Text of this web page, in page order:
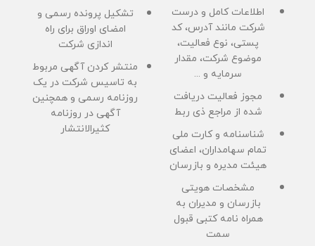
اطلاعات کامل و درست
شرکت مانند آدرس، کد
پستی، نوع فعالیت،
موضوع شرکت، مقدار
سرمایه و ...
مجوز فعالیت دریافت
شده از مراجع ذی ربط
شناسنامه و کارت ملی
تمام سهامداران، اعضای
هیئت مدیره و بازرسان
مشخصات هویتی
بازرسان و مدیران به
همراه نامه کتبی قبول
سمت
تشکیل پرونده رسمی و
امضای اوراق برای راه
اندازی شرکت
منتشر کردن آگهی مربوط
به تاسیس شرکت در یک
روزنامه رسمی و همچنین
آگهی در روزنامه
کثیرالانتشار